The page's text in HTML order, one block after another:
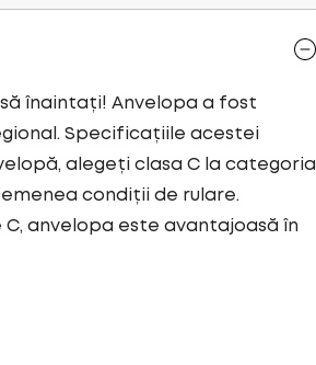
înaintați! Anvelopa a fost
Specificațiile acestei
alegeți clasa C la categoria
condiții de rulare.
anvelopa este avantajoasă în